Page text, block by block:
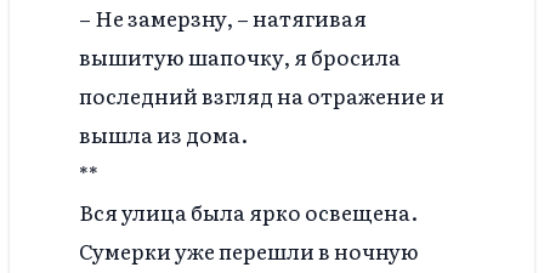
– Не замерзну, – натягивая
вышитую шапочку, я бросила
последний взгляд на отражение и
вышла из дома.
**
Вся улица была ярко освещена.
Сумерки уже перешли в ночную